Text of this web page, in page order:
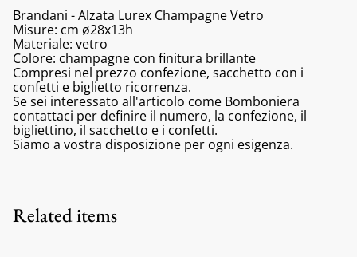
Brandani - Alzata Lurex Champagne Vetro
Misure: cm ø28x13h
Materiale: vetro
Colore: champagne con finitura brillante
Compresi nel prezzo confezione, sacchetto con i
confetti e biglietto ricorrenza.
Se sei interessato all'articolo come Bomboniera
contattaci per definire il numero, la confezione, il
bigliettino, il sacchetto e i confetti.
Siamo a vostra disposizione per ogni esigenza.
Related items